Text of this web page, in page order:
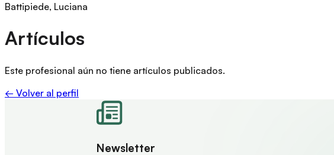
Battipiede, Luciana
Artículos
Este profesional aún no tiene artículos publicados.
← Volver al perfil
Newsletter